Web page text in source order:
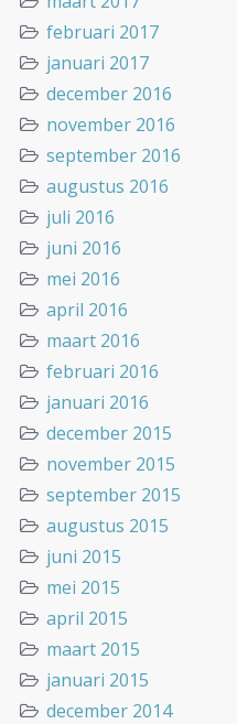
februari 2017
januari 2017
december 2016
november 2016
september 2016
augustus 2016
juli 2016
juni 2016
mei 2016
april 2016
maart 2016
februari 2016
januari 2016
december 2015
november 2015
september 2015
augustus 2015
juni 2015
mei 2015
april 2015
maart 2015
januari 2015
december 2014